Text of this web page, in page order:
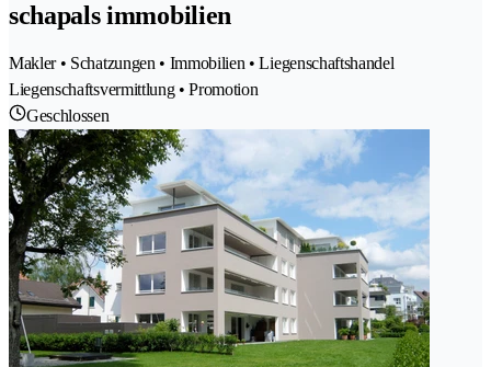
schapals immobilien
Makler • Schatzungen • Immobilien • Liegenschaftshandel
Liegenschaftsvermittlung • Promotion
Geschlossen